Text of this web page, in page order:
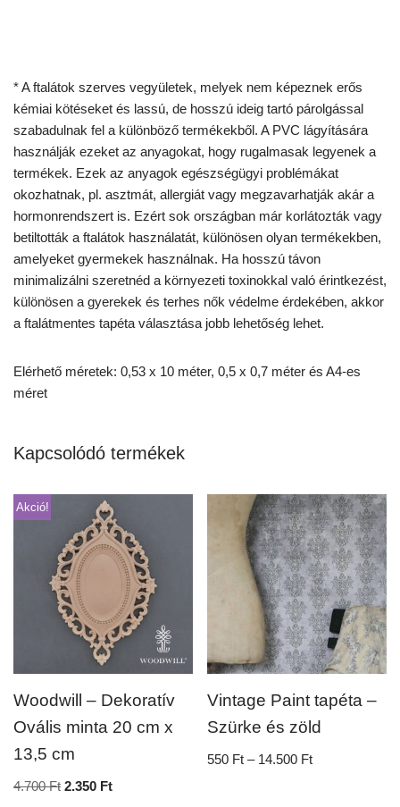
* A ftalátok szerves vegyületek, melyek nem képeznek erős
kémiai kötéseket és lassú, de hosszú ideig tartó párolgással
szabadulnak fel a különböző termékekből. A PVC lágyítására
használják ezeket az anyagokat, hogy rugalmasak legyenek a
termékek. Ezek az anyagok egészségügyi problémákat
okozhatnak, pl. asztmát, allergiát vagy megzavarhatják akár a
hormonrendszert is. Ezért sok országban már korlátozták vagy
betiltották a ftalátok használatát, különösen olyan termékekben,
amelyeket gyermekek használnak. Ha hosszú távon
minimalizálni szeretnéd a környezeti toxinokkal való érintkezést,
különösen a gyerekek és terhes nők védelme érdekében, akkor
a ftalátmentes tapéta választása jobb lehetőség lehet.
Elérhető méretek: 0,53 x 10 méter, 0,5 x 0,7 méter és A4-es
méret
Kapcsolódó termékek
Akció!
Woodwill – Dekoratív
Ovális minta 20 cm x
13,5 cm
4.700Ft 2.350 Ft
Vintage Paint tapéta –
Szürke és zöld
550 Ft – 14.500 Ft